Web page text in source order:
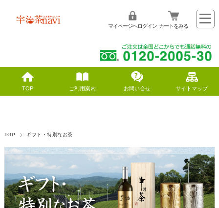
マイページへログイン カートをみる
TOP ご利用案内 お問い合せ サイトマップ
TOP ギフト・特別なお茶